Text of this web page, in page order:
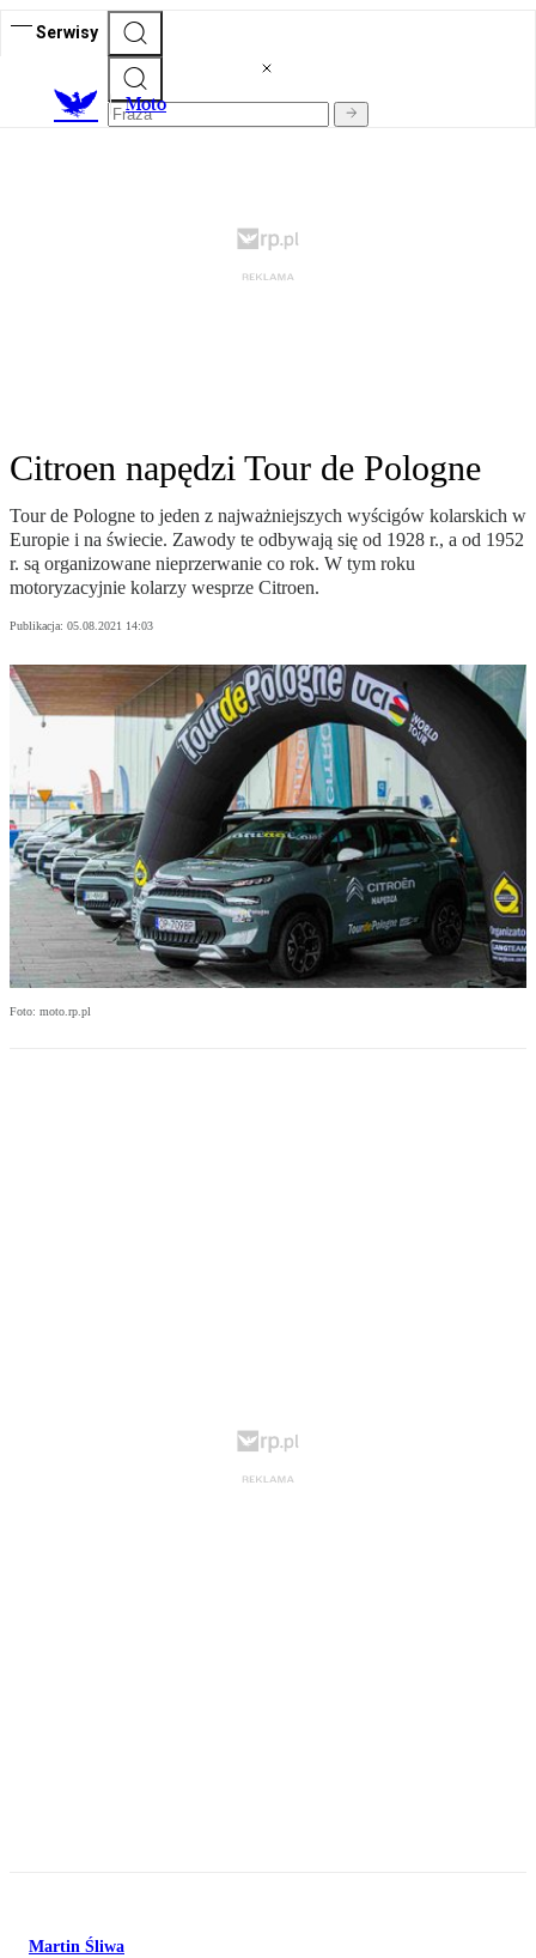
Serwisy
Moto
Citroen napędzi Tour de Pologne
Tour de Pologne to jeden z najważniejszych wyścigów kolarskich w
Europie i na świecie. Zawody te odbywają się od 1928 r., a od 1952
r. są organizowane nieprzerwanie co rok. W tym roku
motoryzacyjnie kolarzy wesprze Citroen.
Publikacja: 05.08.2021 14:03
Foto: moto.rp.pl
Martin Śliwa